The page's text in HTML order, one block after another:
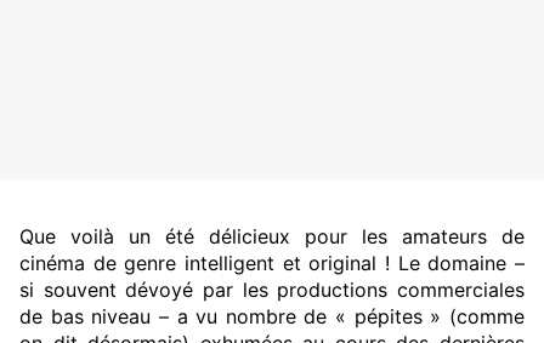
Que voilà un été délicieux pour les amateurs de
cinéma de genre intelligent et original ! Le domaine –
si souvent dévoyé par les productions commerciales
de bas niveau – a vu nombre de « pépites » (comme